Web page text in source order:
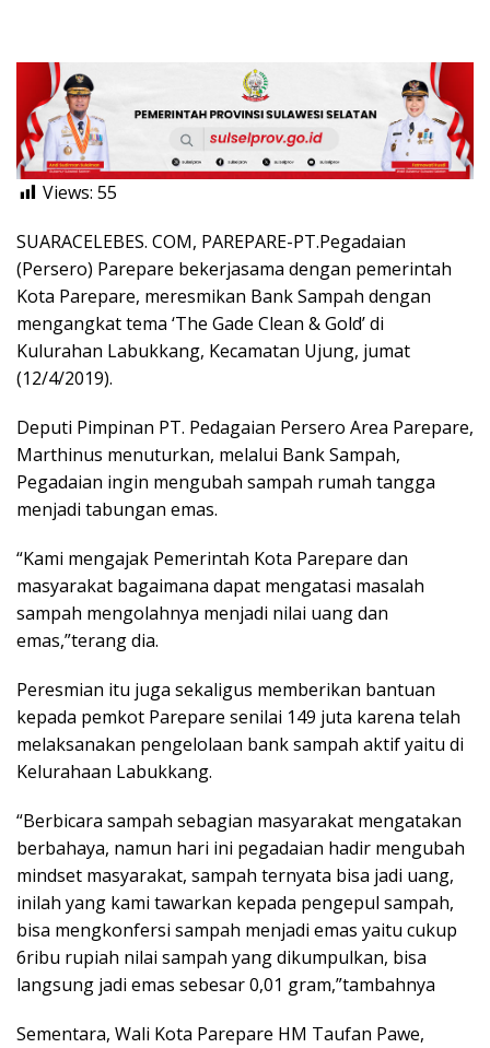
Views: 55
SUARACELEBES. COM, PAREPARE-PT.Pegadaian
(Persero) Parepare bekerjasama dengan pemerintah
Kota Parepare, meresmikan Bank Sampah dengan
mengangkat tema ‘The Gade Clean & Gold’ di
Kulurahan Labukkang, Kecamatan Ujung, jumat
(12/4/2019).
Deputi Pimpinan PT. Pedagaian Persero Area Parepare,
Marthinus menuturkan, melalui Bank Sampah,
Pegadaian ingin mengubah sampah rumah tangga
menjadi tabungan emas.
“Kami mengajak Pemerintah Kota Parepare dan
masyarakat bagaimana dapat mengatasi masalah
sampah mengolahnya menjadi nilai uang dan
emas,”terang dia.
Peresmian itu juga sekaligus memberikan bantuan
kepada pemkot Parepare senilai 149 juta karena telah
melaksanakan pengelolaan bank sampah aktif yaitu di
Kelurahaan Labukkang.
“Berbicara sampah sebagian masyarakat mengatakan
berbahaya, namun hari ini pegadaian hadir mengubah
mindset masyarakat, sampah ternyata bisa jadi uang,
inilah yang kami tawarkan kepada pengepul sampah,
bisa mengkonfersi sampah menjadi emas yaitu cukup
6ribu rupiah nilai sampah yang dikumpulkan, bisa
langsung jadi emas sebesar 0,01 gram,”tambahnya
Sementara, Wali Kota Parepare HM Taufan Pawe,